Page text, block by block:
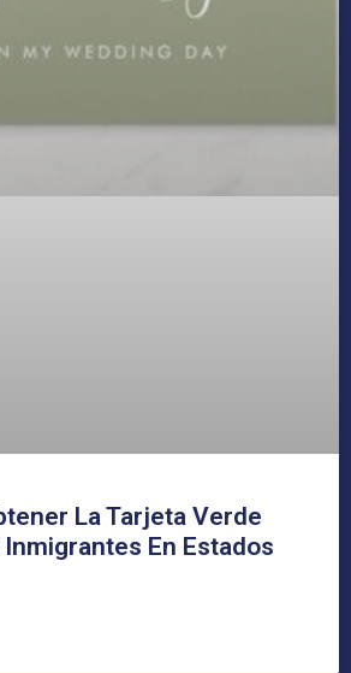
La Tarjeta Verde
Inmigrantes En Estados